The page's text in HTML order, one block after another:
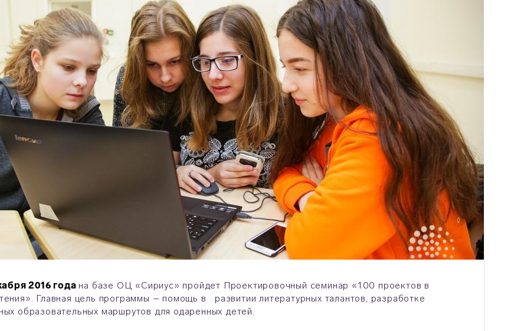
2016 годана базе ОЦ «Сириус» пройдет Проектировочный семинар «100 проектов в
Главная цель программы – помощь в развитии литературных талантов, разработке
образовательных маршрутов для одаренных детей.